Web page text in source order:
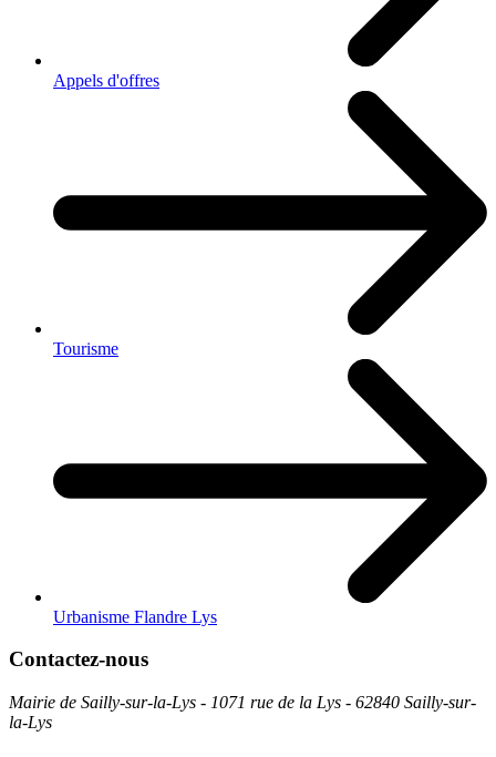
Appels d'offres
Tourisme
Urbanisme Flandre Lys
Contactez-nous
Mairie de Sailly-sur-la-Lys - 1071 rue de la Lys - 62840 Sailly-sur-
la-Lys